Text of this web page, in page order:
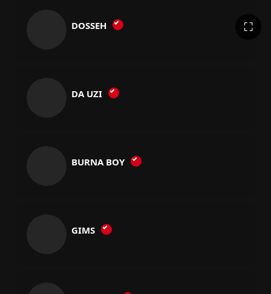
⛶
DOSSEH
DA UZI
BURNA BOY
GIMS